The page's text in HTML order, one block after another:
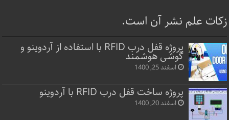
زکات علم نشر آن است.
پروژه قفل‌ درب RFID با استفاده از آردوینو و
گوشی هوشمند
اسفند 25, 1400
پروژه ساخت قفل‌ درب RFID با آردوینو
اسفند 20, 1400